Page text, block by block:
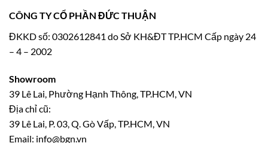
CÔNG TY CỔ PHẦN ĐỨC THUẬN
ĐKKD số: 0302612841 do Sở KH&ĐT TP.HCM Cấp ngày 24
– 4 – 2002
Showroom
39 Lê Lai, Phường Hạnh Thông, TP.HCM, VN
Địa chỉ cũ:
39 Lê Lai, P. 03, Q. Gò Vấp, TP.HCM, VN
Email: info@bgn.vn